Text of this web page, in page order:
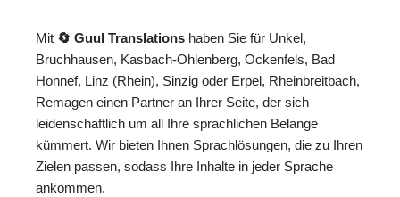
Mit 🔄 Guul Translations haben Sie für Unkel,
Bruchhausen, Kasbach-Ohlenberg, Ockenfels, Bad
Honnef, Linz (Rhein), Sinzig oder Erpel, Rheinbreitbach,
Remagen einen Partner an Ihrer Seite, der sich
leidenschaftlich um all Ihre sprachlichen Belange
kümmert. Wir bieten Ihnen Sprachlösungen, die zu Ihren
Zielen passen, sodass Ihre Inhalte in jeder Sprache
ankommen.